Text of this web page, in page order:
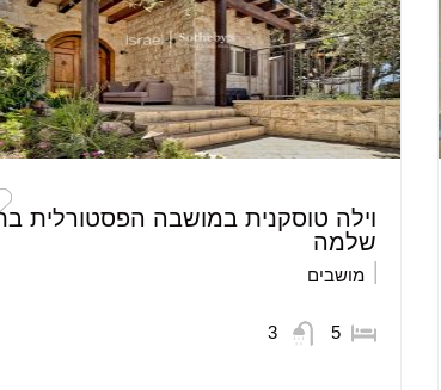
וילה טוסקנית במושבה הפסטורלית
שלמה
מושבים
5
3